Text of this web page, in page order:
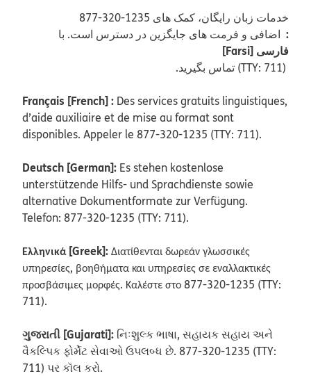
877-320-1235 خدمات زبان رایگان، کمک های
:
[Farsi] فارسی
.تماس بگیرید (TTY: 711)
Français [French] : Des services gratuits linguistiques,
d’aide auxiliaire et de mise au format sont
disponibles. Appeler le 877-320-1235 (TTY: 711).
Deutsch [German]: Es stehen kostenlose
unterstützende Hilfs- und Sprachdienste sowie
alternative Dokumentformate zur Verfügung.
Telefon: 877-320-1235 (TTY: 711).
Ελληνικά [Greek]:Διατίθενται δωρεάν γλωσσικές
υπηρεσίες, βοηθήματα και υπηρεσίες σε εναλλακτικές
προσβάσιμες μορφές. Καλέστε στο 877-320-1235 (TTY:
711).
ગુજરાતી [Gujarati]: નિઃશુલ્ક ભાષા, સહાયક સહાય અને
વૈકલ્પિક ફોર્મેટ સેવાઓ ઉપલબ્ધ છે. 877-320-1235 (TTY:
711) પર કૉલ કરો.